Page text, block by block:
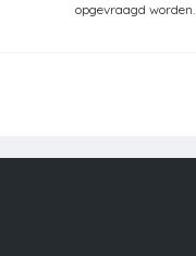
opgevraagd worden.